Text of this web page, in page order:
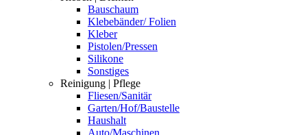
Bauschaum
Klebebänder/ Folien
Kleber
Pistolen/Pressen
Silikone
Sonstiges
Reinigung | Pflege
Fliesen/Sanitär
Garten/Hof/Baustelle
Haushalt